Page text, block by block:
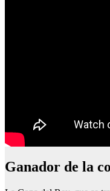
Ganador de la